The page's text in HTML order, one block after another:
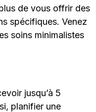
de vous offrir des
spécifiques. Venez
soins minimalistes
jusqu’à 5
planifier une